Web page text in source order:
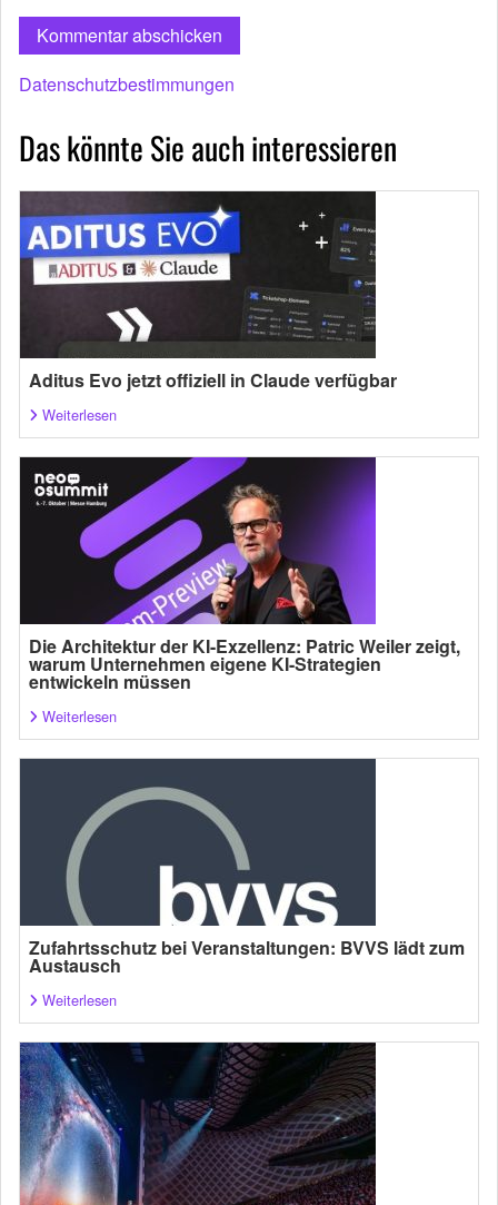
Datenschutzbestimmungen
Das könnte Sie auch interessieren
Aditus Evo jetzt offiziell in Claude verfügbar
Weiterlesen
Die Architektur der KI-Exzellenz: Patric Weiler zeigt,
warum Unternehmen eigene KI-Strategien
entwickeln müssen
Weiterlesen
Zufahrtsschutz bei Veranstaltungen: BVVS lädt zum
Austausch
Weiterlesen